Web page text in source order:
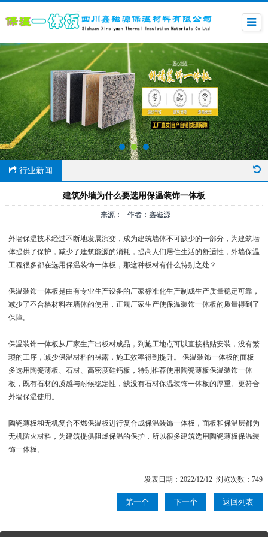
行业新闻
建筑外墙为什么要选用保温装饰一体板
来源： 作者：鑫磁源
外墙保温技术经过不断地发展演变，成为建筑墙体不可缺少的一部分，为建筑墙
体提供了保护，减少了建筑能源的消耗，提高人们居住生活的舒适性，外墙保温
工程很多都在选用保温装饰一体板，那这种板材有什么特别之处？
保温装饰一体板是由有专业生产设备的厂家标准化生产制成生产质量稳定可靠，
减少了不合格材料在墙体的使用，正规厂家生产使保温装饰一体板的质量得到了
保障。
保温装饰一体板从厂家生产出板材成品，到施工地点可以直接粘贴安装，没有繁
琐的工序，减少保温材料的裸露，施工效率得到提升。 保温装饰一体板的面板
多选用陶瓷薄板、石材、高密度硅钙板，特别推荐使用陶瓷薄板保温装饰一体
板，既有石材的质感与耐候稳定性，缺没有石材保温装饰一体板的厚重。更符合
外墙保温使用。
陶瓷薄板和无机复合不燃保温板进行复合成保温装饰一体板，面板和保温层都为
无机防火材料，为建筑提供阻燃保温的保护，所以很多建筑选用陶瓷薄板保温装
饰一体板。
发表日期：2022/12/12 浏览次数：749
第一个 下一个 返回列表